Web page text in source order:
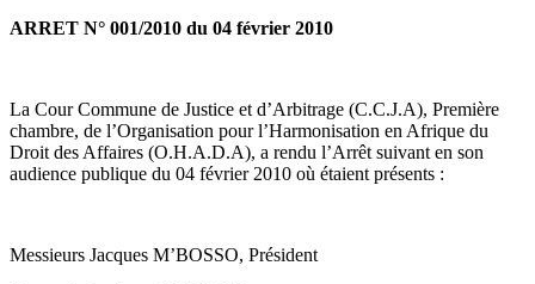
ARRET N° 001/2010 du 04 février 2010
La Cour Commune de Justice et d’Arbitrage (C.C.J.A), Première
chambre, de l’Organisation pour l’Harmonisation en Afrique du
Droit des Affaires (O.H.A.D.A), a rendu l’Arrêt suivant en son
audience publique du 04 février 2010 où étaient présents :
Messieurs Jacques M’BOSSO, Président